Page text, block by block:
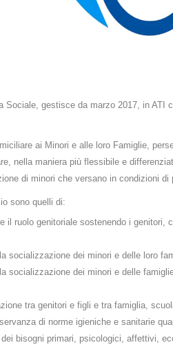
Sociale, gestisce da marzo 2017, in
ai Minori e alle loro Famiglie,
nella maniera più flessibile e
di minori che versano in condizioni
sono quelli di:
il ruolo genitoriale sostenendo i
socializzazione dei minori e delle loro
socializzazione dei minori e delle
tra genitori e figli e tra famiglia,
di norme igieniche e sanitarie
bisogni primari, psicologici, affettivi,